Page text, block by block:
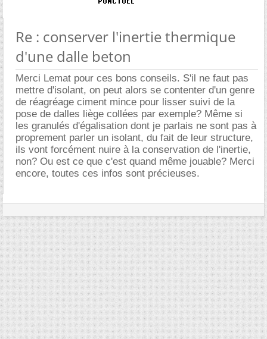
Re : conserver l'inertie thermique
d'une dalle beton
Merci Lemat pour ces bons conseils. S'il ne faut pas
mettre d'isolant, on peut alors se contenter d'un genre
de réagréage ciment mince pour lisser suivi de la
pose de dalles liège collées par exemple? Même si
les granulés d'égalisation dont je parlais ne sont pas à
proprement parler un isolant, du fait de leur structure,
ils vont forcément nuire à la conservation de l'inertie,
non? Ou est ce que c'est quand même jouable? Merci
encore, toutes ces infos sont précieuses.